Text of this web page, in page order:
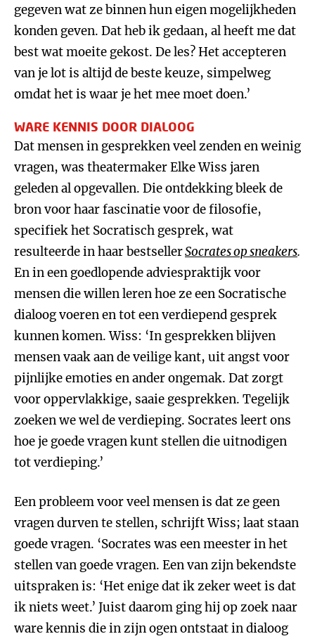
gegeven wat ze binnen hun eigen mogelijkheden
konden geven. Dat heb ik gedaan, al heeft me dat
best wat moeite gekost. De les? Het accepteren
van je lot is altijd de beste keuze, simpelweg
omdat het is waar je het mee moet doen.’
WARE KENNIS DOOR DIALOOG
Dat mensen in gesprekken veel zenden en weinig
vragen, was theatermaker Elke Wiss jaren
geleden al opgevallen. Die ontdekking bleek de
bron voor haar fascinatie voor de filosofie,
specifiek het Socratisch gesprek, wat
resulteerde in haar bestsellerSocrates op sneakers.
En in een goedlopende adviespraktijk voor
mensen die willen leren hoe ze een Socratische
dialoog voeren en tot een verdiepend gesprek
kunnen komen. Wiss: ‘In gesprekken blijven
mensen vaak aan de veilige kant, uit angst voor
pijnlijke emoties en ander ongemak. Dat zorgt
voor oppervlakkige, saaie gesprekken. Tegelijk
zoeken we wel de verdieping. Socrates leert ons
hoe je goede vragen kunt stellen die uitnodigen
tot verdieping.’
Een probleem voor veel mensen is dat ze geen
vragen durven te stellen, schrijft Wiss; laat staan
goede vragen. ‘Socrates was een meester in het
stellen van goede vragen. Een van zijn bekendste
uitspraken is: ‘Het enige dat ik zeker weet is dat
ik niets weet.’ Juist daarom ging hij op zoek naar
ware kennis die in zijn ogen ontstaat in dialoog